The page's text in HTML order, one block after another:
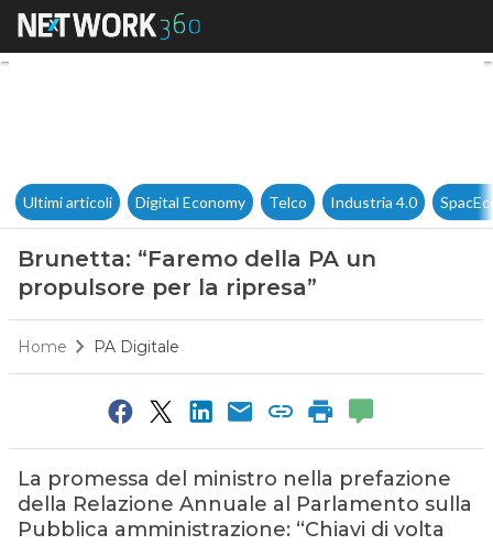
Brunetta: “Faremo della PA
Ultimi articoli Digital Economy Telco Industria 4.0
Brunetta: “Faremo della PA un
propulsore per la ripresa”
Home PA Digitale
La promessa del ministro nella prefazione
della Relazione Annuale al Parlamento sulla
Pubblica amministrazione: “Chiavi di volta